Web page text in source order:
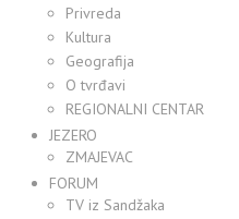
Privreda
Kultura
Geografija
O tvrđavi
REGIONALNI CENTAR
JEZERO
ZMAJEVAC
FORUM
TV iz Sandžaka